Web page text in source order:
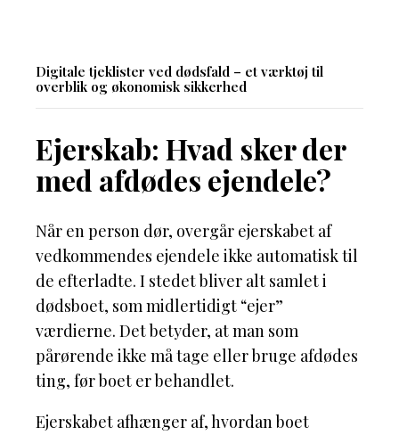
Digitale tjeklister ved dødsfald – et værktøj til
overblik og økonomisk sikkerhed
Ejerskab: Hvad sker der
med afdødes ejendele?
Når en person dør, overgår ejerskabet af
vedkommendes ejendele ikke automatisk til
de efterladte. I stedet bliver alt samlet i
dødsboet, som midlertidigt “ejer”
værdierne. Det betyder, at man som
pårørende ikke må tage eller bruge afdødes
ting, før boet er behandlet.
Ejerskabet afhænger af, hvordan boet